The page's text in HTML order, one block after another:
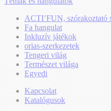
ACTI’FUN, szórakoztató
Fa hangulat
Inkluzív játékok
orias-szerkezetek
Tengeri világ
Természet világa
Egyedi
Kapcsolat
Katalógusok